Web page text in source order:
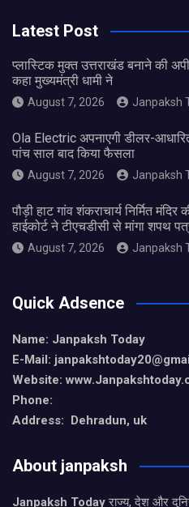
Latest Post
प्लास्टिक मुक्त उत्तराखंड बनाने की
कहा मुख्यमंत्री धामी ने
August 7, 2026 Janpaksh
Ola Electric अपनाएगी डीलर-
पांच साल बाद किया फैसला
August 7, 2026 Janpaksh
पौड़ी हाट गांव शंकराचार्य निर्मित मंदिर
हाईकोर्ट ने टीएचडीसी से मांगा शपथ
August 7, 2026 Janpaksh
Quick Adsence
Name: Janpaksh Today
E-Mail:
Website:
Phone:
Address: Dehradun, uk
About janpaksh
Janpaksh Todayराज्य, देश और